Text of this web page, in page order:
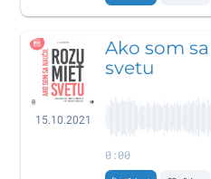
15.10.2021
Ako som
svetu
0:00